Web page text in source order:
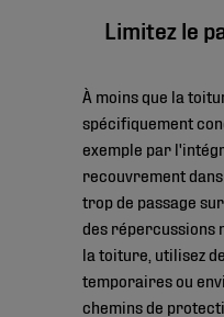
Limitez le
À moins que la
spécifiquement
exemple par
recouvrement
trop de passage
des répercussions
la toiture, utilisez
temporaires ou
chemins de